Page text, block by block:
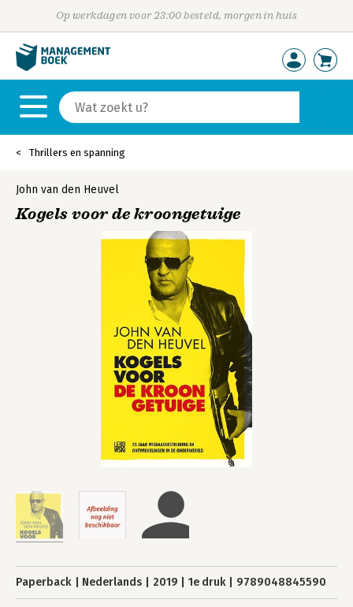
Op werkdagen voor 23:00 besteld, morgen in huis
Thrillers en spanning
John van den Heuvel
Kogels voor de kroongetuige
Paperback Nederlands 2019 1e druk 9789048845590